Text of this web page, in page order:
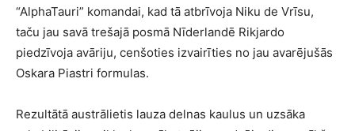
“AlphaTauri” komandai, kad tā atbrīvoja Niku de Vrīsu,
taču jau savā trešajā posmā Nīderlandē Rikjardo
piedzīvoja avāriju, cenšoties izvairīties no jau avarējušās
Oskara Piastri formulas.
Rezultātā austrālietis lauza delnas kaulus un uzsāka